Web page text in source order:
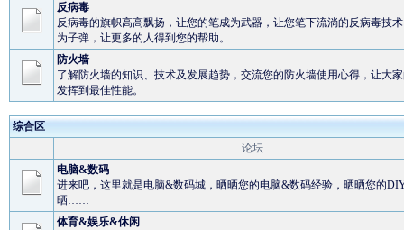
反病毒
反病毒的旗帜高高飘扬，让您的笔成为武器，让您笔下流淌的反病毒技
为子弹，让更多的人得到您的帮助。
防火墙
了解防火墙的知识、技术及发展趋势，交流您的防火墙使用心得，让大
发挥到最佳性能。
综合区
论坛
电脑&数码
进来吧，这里就是电脑&数码城，晒晒您的电脑&数码经验，晒晒您的
晒……
体育&娱乐&休闲